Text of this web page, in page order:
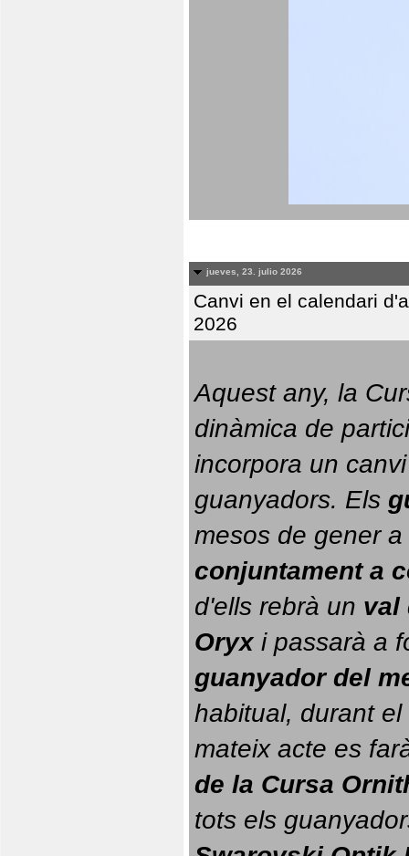
jueves, 23. julio 2026
Canvi en el calendari
2026
Aquest any, la
dinàmica de
incorpora un
guanyadors. Els
conjuntament a
d'ells rebrà un val
Oryx i passarà a
guanyador del
habitual, durant el
mateix acte es
de la Cursa
tots els